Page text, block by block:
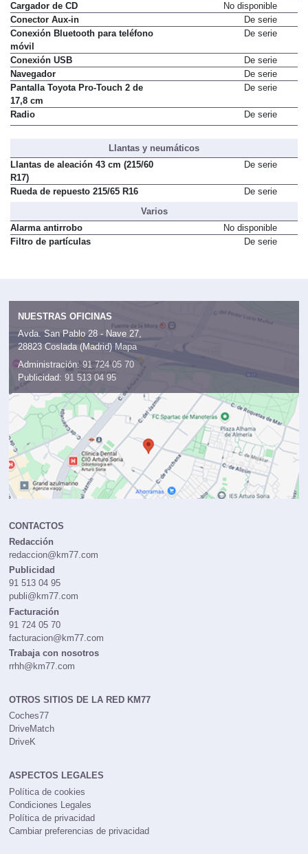
Cargador de CD
No disponible
Conector Aux-in
De serie
Conexión Bluetooth para teléfono
móvil
De serie
Conexión USB
De serie
Navegador
De serie
Pantalla Toyota Pro-Touch 2 de
17,8 cm
De serie
Radio De serie
Llantas y neumáticos
Llantas de aleación 43 cm (215/60
R17)
De serie
Rueda de repuesto 215/65 R16
De serie
Varios
Alarma antirrobo
No disponible
Filtro de partículas
De serie
NUESTRAS OFICINAS
Avda. San Pablo 28 - Nave 27,
28823 Coslada (Madrid) Mapa
Administración: 91 724 05 70
Publicidad: 91 513 04 95
CONTACTOS
Redacción
redaccion@km77.com
Publicidad
91 513 04 95
publi@km77.com
Facturación
91 724 05 70
facturacion@km77.com
Trabaja con nosotros
rrhh@km77.com
OTROS SITIOS DE LA RED KM77
Coches77
DriveMatch
DriveK
ASPECTOS LEGALES
Política de cookies
Condiciones Legales
Política de privacidad
Cambiar preferencias de privacidad